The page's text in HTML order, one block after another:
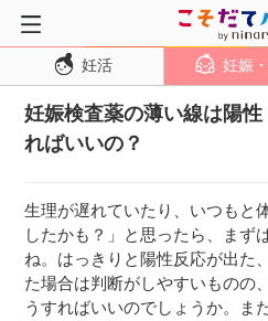
トップページ
妊活
妊娠・出産
妊娠初期
妊娠中期
妊娠後期
妊活 妊娠
妊娠検査薬の薄い線は陽
ればいいの？
生理が遅れていたり、いつもと
したかも？」と思ったら、まず
ね。はっきりと陽性反応が出た
た場合は判断がしやすいものの
うすればいいのでしょうか。ま